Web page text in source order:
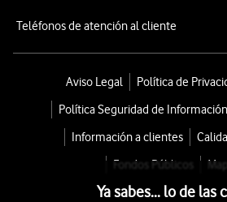
Teléfonos de atención al cliente
Aviso Legal
Política de
Política Seguridad de Información
Información a clientes
Fondos Públicos
Ya sabes... lo de las